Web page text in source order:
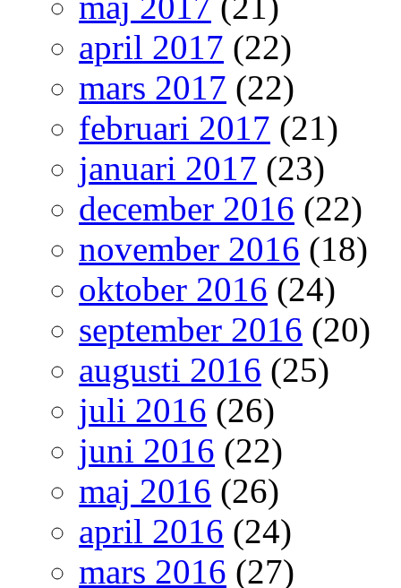
april 2017 (22)
mars 2017 (22)
februari 2017 (21)
januari 2017 (23)
december 2016 (22)
november 2016 (18)
oktober 2016 (24)
september 2016 (20)
augusti 2016 (25)
juli 2016 (26)
juni 2016 (22)
maj 2016 (26)
april 2016 (24)
mars 2016 (27)